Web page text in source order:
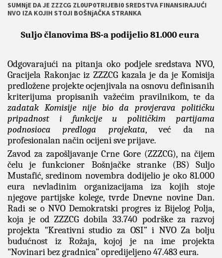
SUMNjE DA JE ZZZCG ZL0UP0TRIJEBI0 SREDSTVA FINANSIRAJUĆI
NVO IZA KOJIH STOJI BOŠNjAČKA STRANKA
Suljo članovima BS-a podijelio 81.000 eura
Odgovarajući na pitanja oko podjele sredstava NVO,
Gracijela Rakonjac iz ZZZCG kazala je da je Komisija
predložene projekte ocjenjivala na osnovu definisanih
kriterijuma propisanih važećim pravilnikom, te da
zadatak Komisije nije bio da provjerava političku
pripadnost i funkcije u političkim partijama
podnosioca predloga projekata, već da na
profesionalan način ocijeni sve prijave.
Zavod za zapošljavanje Crne Gore (ZZZCG), na čijem
čelu je funkcioner Bošnjačke stranke (BS) Suljo
Mustafić, sredinom novembra dodijelio je oko 81.000
eura nevladinim organizacijama iza kojih stoje
njegove partijske kolege, tvrde Dnevne novine Dan.
Radi se o NVO Demokratski progres iz Bijelog Polja,
koja je od ZZZCG dobila 33.740 podrške za razvoj
projekta "Kreativni studio za OSI” i NVO Za bolju
budućnost iz Rožaja, kojoj je na ime projekta
"Novinari bez gradnica” opredijeljeno 47.483 eura.